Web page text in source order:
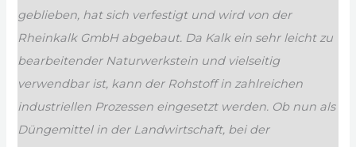
geblieben, hat sich verfestigt und wird von der
Rheinkalk GmbH abgebaut. Da Kalk ein sehr leicht zu
bearbeitender Naturwerkstein und vielseitig
verwendbar ist, kann der Rohstoff in zahlreichen
industriellen Prozessen eingesetzt werden. Ob nun als
Düngemittel in der Landwirtschaft, bei der